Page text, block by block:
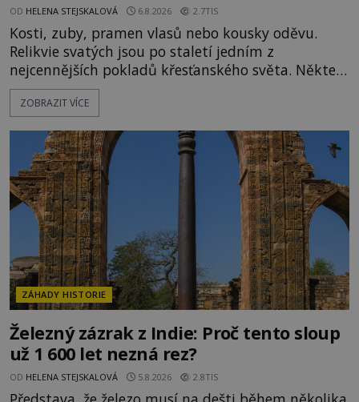
OD HELENA STEJSKALOVÁ 6.8.2026 2.7TIS
Kosti, zuby, pramen vlasů nebo kousky oděvu.
Relikvie svatých jsou po staletí jedním z
nejcennějších pokladů křesťanského světa. Některé
mají pečlivě doloženou historii, jiné provází
záhady, krádeže i nečekané objevy. Jejich osudy
o skutečné historické události. Ve středověké
Evropě mají relikvie mimořádnou hodnotu. Nejsou
jen předmětem úcty
ZOBRAZIT VÍCE
ZÁHADY HISTORIE
Železný zázrak z Indie: Proč tento sloup
už 1 600 let nezná rez?
OD HELENA STEJSKALOVÁ 5.8.2026 2.8TIS